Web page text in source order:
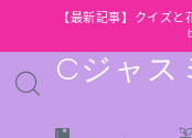
【最新記事】クイズと
Cジャス
MENU